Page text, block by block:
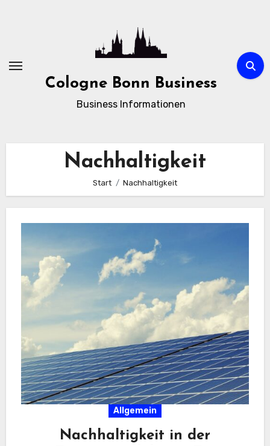
Cologne Bonn Business
Business Informationen
Nachhaltigkeit
Start Nachhaltigkeit
Allgemein
Nachhaltigkeit in der